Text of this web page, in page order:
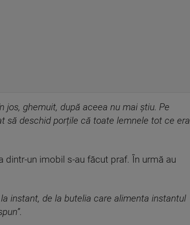
ghemuit, după aceea nu mai știu. Pe
să deschid porțile că toate lemnele tot ce era
un imobil s-au făcut praf. În urmă au
instant, de la butelia care alimenta instantul